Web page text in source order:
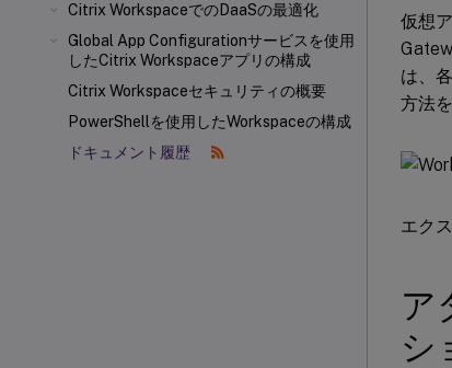
Citrix WorkspaceでのDaaSの最適化
Global App Configurationサービスを使用
したCitrix Workspaceアプリの構成
Citrix Workspaceセキュリティの概要
PowerShellを使用したWorkspaceの構成
ドキュメント履歴
仮想
は、
方法
エク
ア
シ